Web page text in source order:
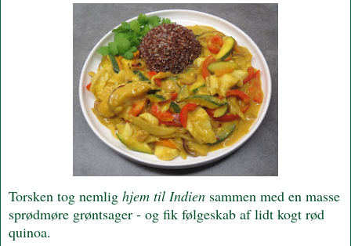
Torsken tog nemlig hjem til Indien sammen med en masse
sprødmøre grøntsager - og fik følgeskab af lidt kogt rød
quinoa.